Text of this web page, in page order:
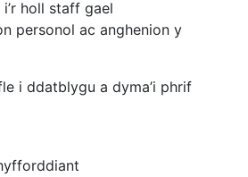
holl staff gael
personol ac anghenion y
i ddatblygu a dyma’i phrif